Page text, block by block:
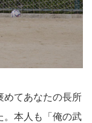
めてあなたの長所
。本人も「俺の武